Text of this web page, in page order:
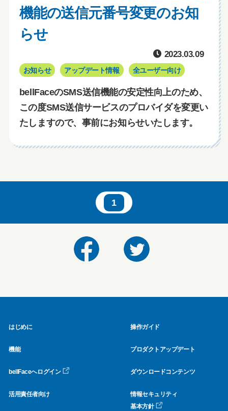
機能の送信元番号変更のお知
らせ
2023.03.09
お知らせ アップデート情報 全ユーザー向け
bellFaceのSMS送信機能の安定性向上のため、
この度SMS送信サービスのプロバイダを変更い
たしますので、事前にお知らせいたします。
1
はじめに 操作ガイド
機能 プロダクトアップデート
bellFaceへログイン ダウンロードコンテンツ
活用責任者向け
情報セキュリティ
基本方針